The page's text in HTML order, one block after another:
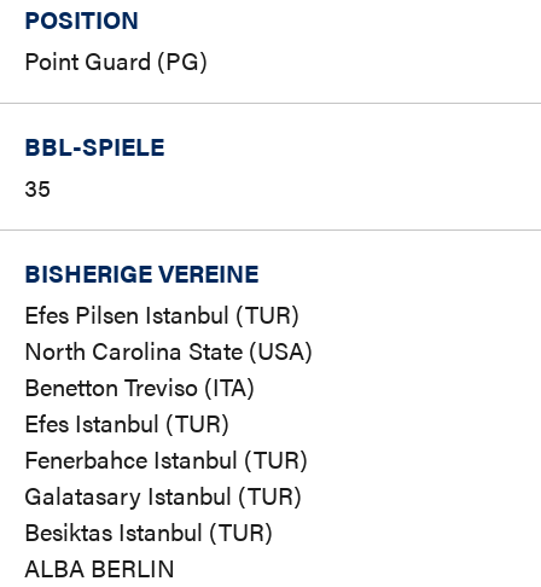
POSITION
Point Guard (PG)
BBL-SPIELE
35
BISHERIGE VEREINE
Efes Pilsen Istanbul (TUR)
North Carolina State (USA)
Benetton Treviso (ITA)
Efes Istanbul (TUR)
Fenerbahce Istanbul (TUR)
Galatasary Istanbul (TUR)
Besiktas Istanbul (TUR)
ALBA BERLIN